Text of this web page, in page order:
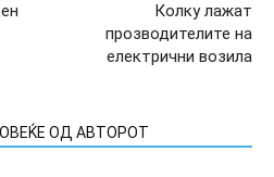
Колку лажат
прозводителите на
електрични возила
ОД АВТОРОТ